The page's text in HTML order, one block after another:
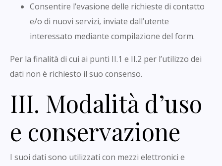
Consentire l’evasione delle richieste di contatto
e/o di nuovi servizi, inviate dall’utente
interessato mediante compilazione del form.
Per la finalità di cui ai punti II.1 e II.2 per l’utilizzo dei
dati non è richiesto il suo consenso.
III. Modalità d’uso
e conservazione
I suoi dati sono utilizzati con mezzi elettronici e